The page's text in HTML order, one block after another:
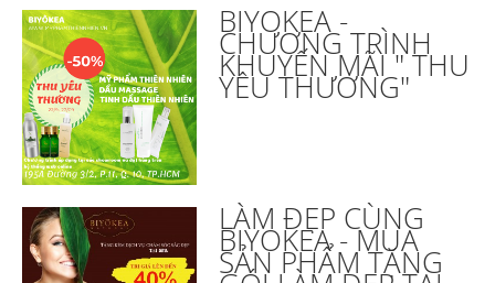
BIYOKEA -
CHƯƠNG TRÌNH
KHUYẾN MÃI " THU
YÊU THƯƠNG"
LÀM ĐẸP CÙNG
BIYOKEA - MUA
SẢN PHẨM TẶNG